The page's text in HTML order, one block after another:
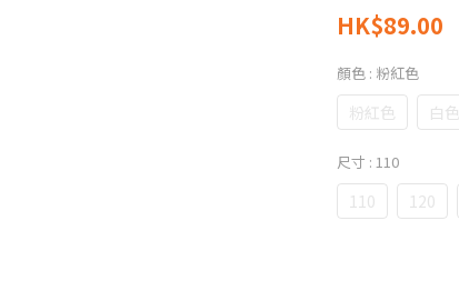
HK$89.00
顏色 : 粉紅色
粉紅色 白色
尺寸 : 110
110 120